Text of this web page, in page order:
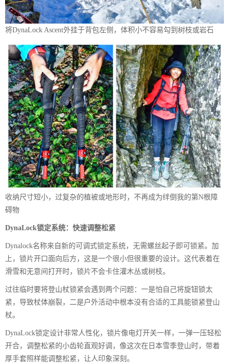
将DynaLock Ascent外挂于背包左侧，体积小不容易勾到树枝或岩石
收纳尺寸短小，过复杂的植被或地形时，不再成为绊倒我的第N根障
碍物
DynaLock锁定系统：快速调整松紧
Dynalock名称来自新的可调式锁定系统，无需螺丝起子即可锁紧。加
上，锁片开口面向后方，这是一个很小但很重要的设计。这代表着在
滑雪和无意间打开时，锁片不会卡住灌木丛或树枝。
过往临时要将登山杖锁紧会遇到两个问题：一是怕自己将旋钮锁太
紧，导致杖体崩裂，二是户外活动中根本没有合适的工具能锁紧登山
杖。
DynaLock锁定设计非常人性化，锁片像电灯开关一样，一弹一压轻松
开合，调整松紧的小齿轮直观好调，像这次在日本雪季登山时，带着
厚手套照样能调整松紧，让人印象深刻。